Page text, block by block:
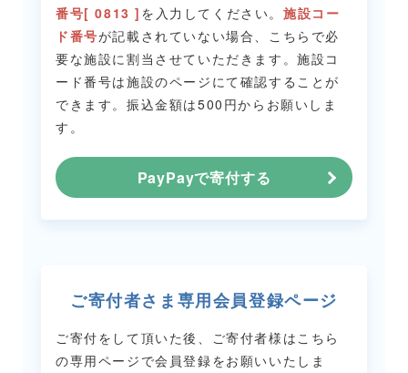
番号[ 0813 ] を入力してください。 施設コー
ド番号が記載されていない場合、こちらで必
要な施設に割当させていただきます。施設コ
ード番号は施設のページにて確認することが
できます。 振込金額は500円からお願いしま
す。
PayPayで寄付する
ご寄付者さま専用会員登録ページ
ご寄付をして頂いた後、ご寄付者様はこちら
の専用ページで会員登録をお願いいたしま